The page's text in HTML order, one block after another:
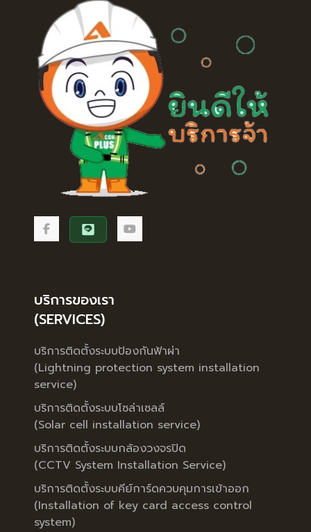
บริการของเรา
(SERVICES)
บริการติดตั้งระบบป้องกันฟ้าผ่า
(Lightning protection system installation
service)
บริการติดตั้งระบบโซล่าเซลล์
(Solar cell installation service)
บริการติดตั้งระบบกล้องวงจรปิด
(CCTV System Installation Service)
บริการติดตั้งระบบคีย์การ์ดควบคุมการเข้าออก
(Installation of key card access control
system)